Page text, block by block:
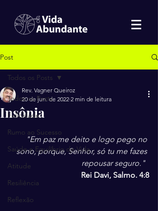
Post
Todos os Posts
Felicidade
Rumo ao Sucesso
Saúde e Equilíbrio de Vida
Atitude
Resiliência
Reflexão
Todos os Posts
Insônia
Rev. Vagner Queiroz
20 de jun. de 2022 2 min de leitura
"Em paz me deito e logo pego no
sono, porque, Senhor, só tu me fazes
repousar seguro."
Rei Davi, Salmo. 4:8